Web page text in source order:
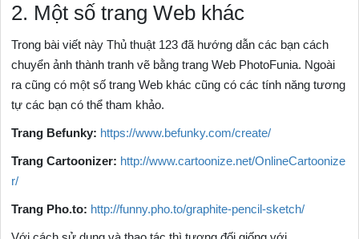
2. Một số trang Web khác
Trong bài viết này Thủ thuật 123 đã hướng dẫn các bạn cách
chuyển ảnh thành tranh vẽ bằng trang Web PhotoFunia. Ngoài
ra cũng có một số trang Web khác cũng có các tính năng tương
tự các bạn có thể tham khảo.
Trang Befunky: https://www.befunky.com/create/
Trang Cartoonizer: http://www.cartoonize.net/OnlineCartoonize
r/
Trang Pho.to: http://funny.pho.to/graphite-pencil-sketch/